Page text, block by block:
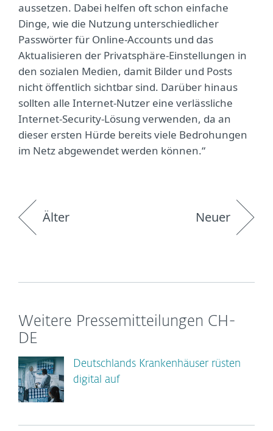
aussetzen. Dabei helfen oft schon einfache
Dinge, wie die Nutzung unterschiedlicher
Passwörter für Online-Accounts und das
Aktualisieren der Privatsphäre-Einstellungen in
den sozialen Medien, damit Bilder und Posts
nicht öffentlich sichtbar sind. Darüber hinaus
sollten alle Internet-Nutzer eine verlässliche
Internet-Security-Lösung verwenden, da an
dieser ersten Hürde bereits viele Bedrohungen
im Netz abgewendet werden können.“
Älter Neuer
Weitere Pressemitteilungen CH-
DE
Deutschlands Krankenhäuser rüsten
digital auf